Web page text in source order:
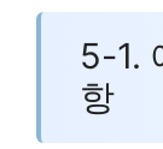
5-1.
항